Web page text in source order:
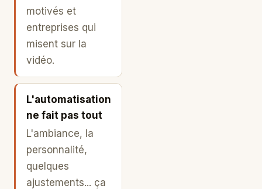
motivés et
entreprises qui
misent sur la
vidéo.
L'automatisation
ne fait pas tout
L'ambiance, la
personnalité,
quelques
ajustements... ça